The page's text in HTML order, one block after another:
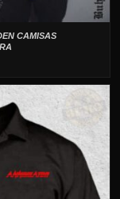
CAMISAS